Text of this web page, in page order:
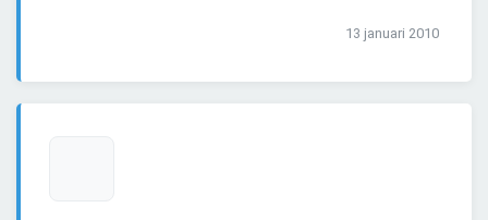
13 januari 2010